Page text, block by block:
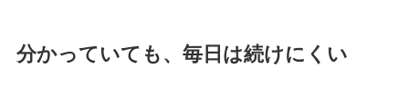
分かっていても、毎日は続けにくい